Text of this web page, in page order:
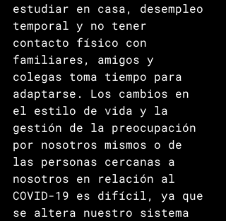
estudiar en casa, desempleo
temporal y no tener
contacto físico con
familiares, amigos y
colegas toma tiempo para
adaptarse. Los cambios en
el estilo de vida y la
gestión de la preocupación
por nosotros mismos o de
las personas cercanas a
nosotros en relación al
COVID-19 es difícil, ya que
se altera nuestro sistema